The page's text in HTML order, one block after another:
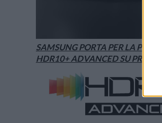
SAMSUNG PORTA PER LA
HDR10+ ADVANCED SU PRIME